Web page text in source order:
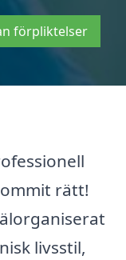
förpliktelser
rätt!
livsstil,